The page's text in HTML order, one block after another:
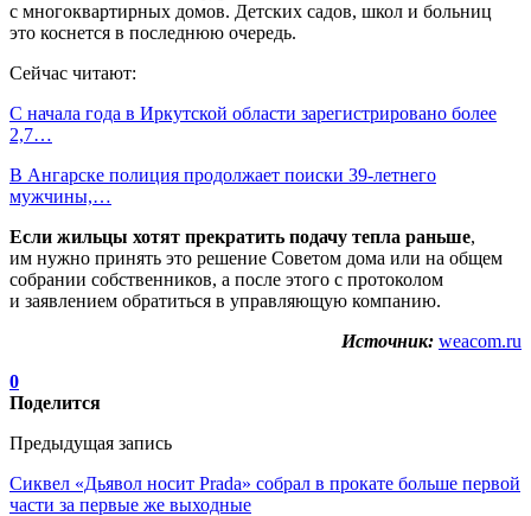
с многоквартирных домов. Детских садов, школ и больниц
это коснется в последнюю очередь.
Сейчас читают:
С начала года в Иркутской области зарегистрировано более
2,7…
В Ангарске полиция продолжает поиски 39-летнего
мужчины,…
Если жильцы хотят прекратить подачу тепла раньше,
им нужно принять это решение Советом дома или на общем
собрании собственников, а после этого с протоколом
и заявлением обратиться в управляющую компанию.
Источник: weacom.ru
0
Поделится
Предыдущая запись
Сиквел «Дьявол носит Prada» собрал в прокате больше первой
части за первые же выходные